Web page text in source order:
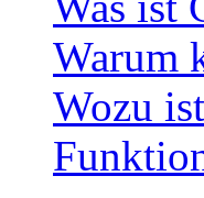
Warum
Wozu